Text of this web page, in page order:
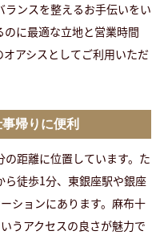
ンスを整えるお手伝いをい
に最適な立地と営業時間
アシスとしてご利用いただ
帰りに便利
距離に位置しています。た
ら徒歩1分、東銀座駅や銀座
ションにあります。麻布十
うアクセスの良さが魅力で